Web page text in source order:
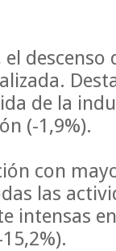
el
de la
(-1,9%).
con
las
intensas